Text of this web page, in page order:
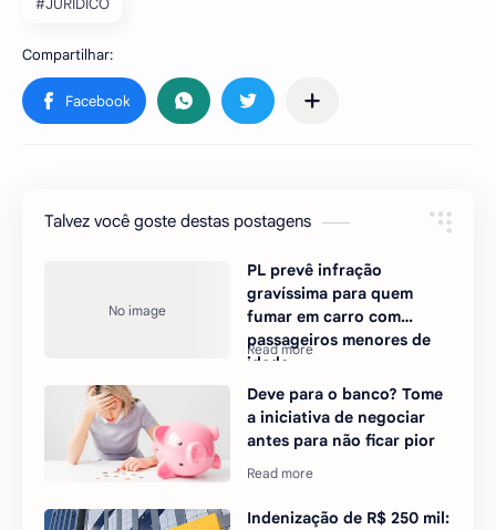
#JURÍDICO
Talvez você goste destas postagens
PL prevê infração
gravíssima para quem
fumar em carro com
passageiros menores de
idade
Deve para o banco? Tome
a iniciativa de negociar
antes para não ficar pior
Indenização de R$ 250 mil: